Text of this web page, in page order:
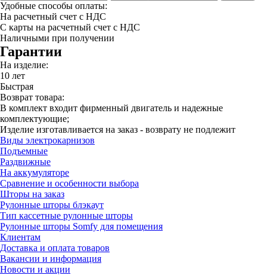
Удобные способы оплаты:
На расчетный счет с НДС
С карты на расчетный счет с НДС
Наличными при получении
Гарантии
На изделие:
10 лет
Быстрая
Возврат товара:
В комплект входит фирменный двигатель и надежные
комплектующие;
Изделие изготавливается на заказ - возврату не подлежит
Виды электрокарнизов
Подъемные
Раздвижные
На аккумуляторе
Сравнение и особенности выбора
Шторы на заказ
Рулонные шторы блэкаут
Тип кассетные рулонные шторы
Рулонные шторы Somfy для помещения
Клиентам
Доставка и оплата товаров
Вакансии и информация
Новости и акции